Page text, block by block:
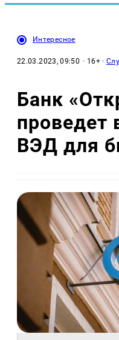
Интересное
22.03.2023, 09:50 · 16+ ·
Банк
проведет
ВЭД для